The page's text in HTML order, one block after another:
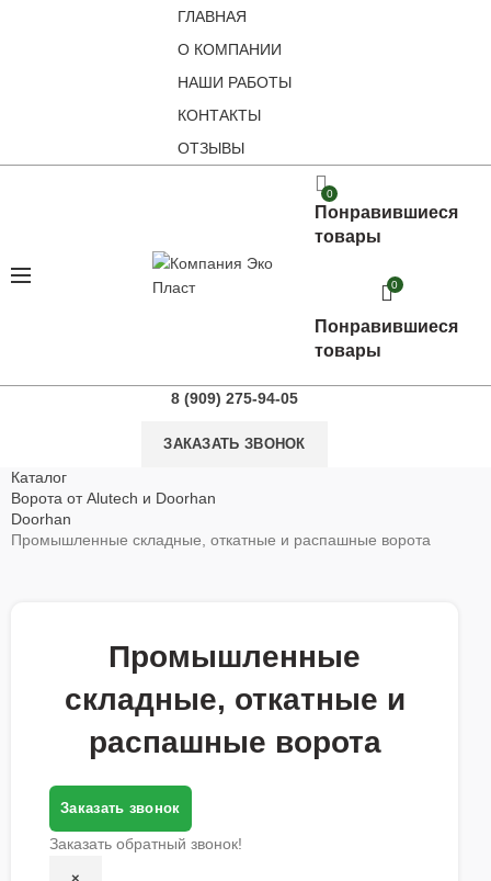
ГЛАВНАЯ
О КОМПАНИИ
НАШИ РАБОТЫ
КОНТАКТЫ
ОТЗЫВЫ
0
Понравившиеся
товары
0
Понравившиеся
товары
8 (909) 275-94-05
ЗАКАЗАТЬ ЗВОНОК
Каталог
Ворота от Alutech и Doorhan
Doorhan
Промышленные складные, откатные и распашные ворота
Промышленные
складные, откатные и
распашные ворота
Заказать звонок
Заказать обратный звонок!